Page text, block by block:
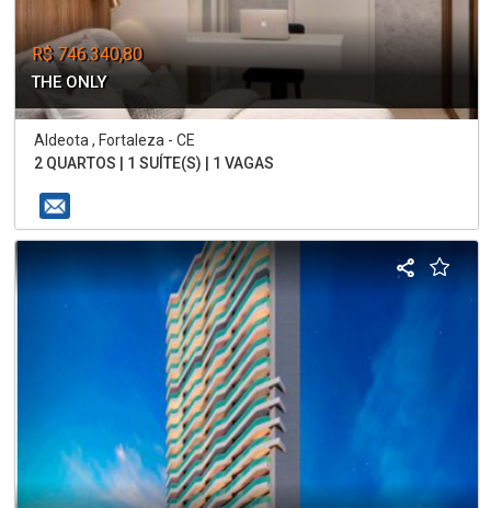
R$ 746.340,80
THE ONLY
Aldeota , Fortaleza - CE
2 QUARTOS | 1 SUÍTE(S) | 1 VAGAS